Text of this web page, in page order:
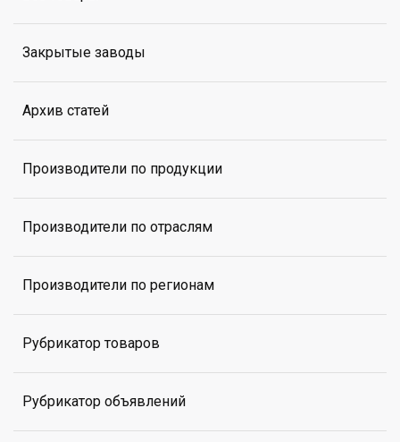
Закрытые заводы
Архив статей
Производители по продукции
Производители по отраслям
Производители по регионам
Рубрикатор товаров
Рубрикатор объявлений